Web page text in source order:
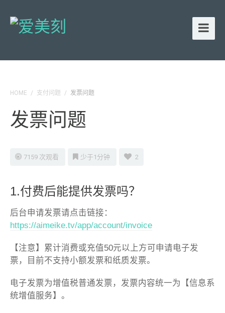
HOME / 支付问题 / 发票问题
发票问题
7159 次观看 少于1分钟 2
1.付费后能提供发票吗？
后台申请发票请点击链接：
https://aimeike.tv/app/account/invoice
【注意】累计消费或充值50元以上方可申请电子发
票，目前不支持小额发票和纸质发票。
电子发票为增值税普通发票，发票内容统一为【信息系
统增值服务】。